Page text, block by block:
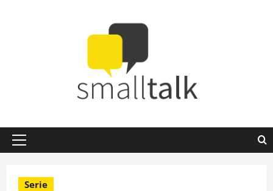
Primäres
Serie